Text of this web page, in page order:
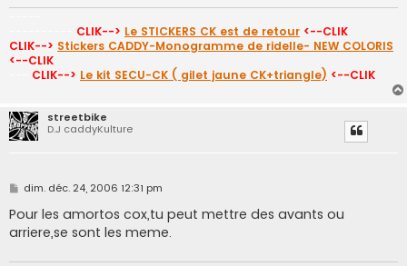
CLIK--> Le STICKERS CK est de retour <--CLIK
CLIK--> Stickers CADDY-Monogramme de ridelle- NEW COLORIS
<--CLIK
CLIK--> Le kit SECU-CK ( gilet jaune CK+triangle) <--CLIK
streetbike
D.J caddyKulture
M
s
s
a
dim. déc. 24, 2006 12:31 pm
Pour les amortos cox,tu peut mettre des avants ou
arriere,se sont les meme.